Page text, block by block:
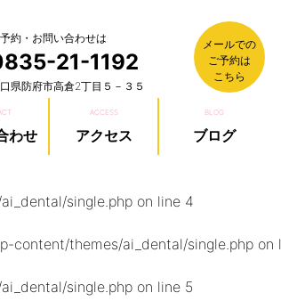
約・お問い合わせは
21-1192
県防府市高倉2丁目５－３５
メールでの
ご予約は
こちら
わせ
ACCESS
アクセス
BLOG
ブログ
single.php on line 4
content/themes/ai_dental/single.php on
single.php on line 5